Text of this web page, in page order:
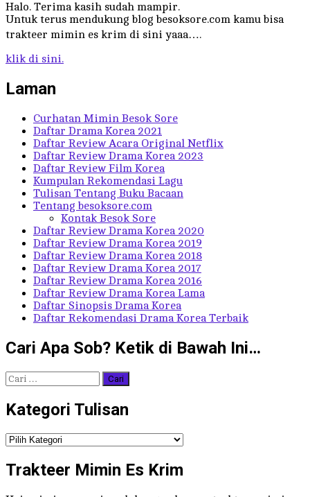
Halo. Terima kasih sudah mampir.
Untuk terus mendukung blog besoksore.com kamu bisa
trakteer mimin es krim di sini yaaa….
klik di sini.
Laman
Curhatan Mimin Besok Sore
Daftar Drama Korea 2021
Daftar Review Acara Original Netflix
Daftar Review Drama Korea 2023
Daftar Review Film Korea
Kumpulan Rekomendasi Lagu
Tulisan Tentang Buku Bacaan
Tentang besoksore.com
Kontak Besok Sore
Daftar Review Drama Korea 2020
Daftar Review Drama Korea 2019
Daftar Review Drama Korea 2018
Daftar Review Drama Korea 2017
Daftar Review Drama Korea 2016
Daftar Review Drama Korea Lama
Daftar Sinopsis Drama Korea
Daftar Rekomendasi Drama Korea Terbaik
Cari Apa Sob? Ketik di Bawah Ini…
Cari
untuk:
Kategori Tulisan
Kategori
Trakteer Mimin Es Krim